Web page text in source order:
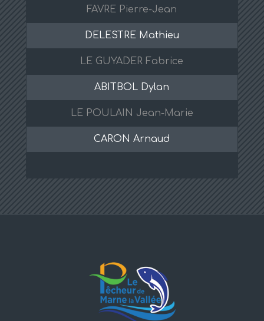
FAVRE Pierre-Jean
DELESTRE Mathieu
LE GUYADER Fabrice
ABITBOL Dylan
LE POULAIN Jean-Marie
CARON Arnaud